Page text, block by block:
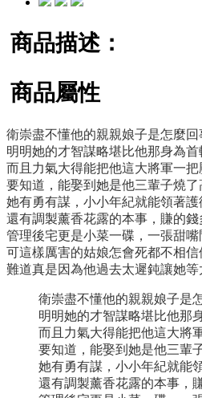
商品描述：
商品屬性
衛崇盡不懂他的親親娘子是怎麼回
明明她的才智謀略堪比他那身為首
而且力氣大得能把他這大將軍一把
要知道，能娶到她是他三輩子燒了
她有勇有謀，小小年紀就能領著護
還有調製薰香花露的本事，賺的
管理後宅更是小菜一碟，一張甜嘴
可這樣厲害的姑娘怎會死都不相信
難道真是因為他過去太遲鈍讓她
衛崇盡不懂他的親親娘子是
明明她的才智謀略堪比他那
而且力氣大得能把他這大將
要知道，能娶到她是他三輩
她有勇有謀，小小年紀就能
還有調製薰香花露的本事，